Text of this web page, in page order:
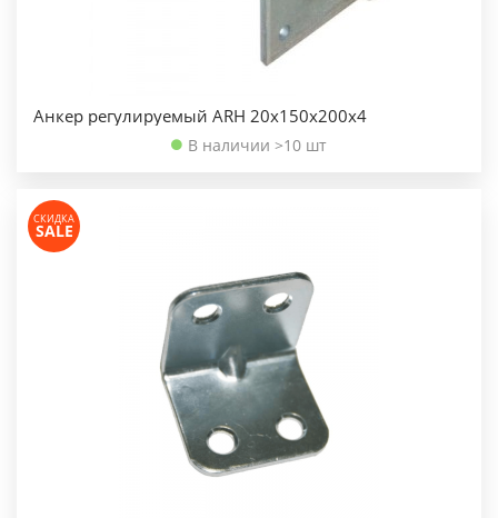
Анкер регулируемый ARH 20х150х200х4
В наличии >10 шт
СКИДКА
SALE